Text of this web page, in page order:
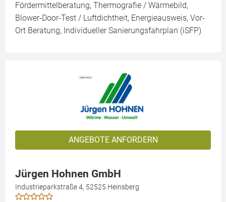
Fördermittelberatung, Thermografie / Wärmebild,
Blower-Door-Test / Luftdichtheit, Energieausweis, Vor-
Ort Beratung, Individueller Sanierungsfahrplan (iSFP)
ANGEBOTE ANFORDERN
Jürgen Hohnen GmbH
Industrieparkstraße 4, 52525 Heinsberg